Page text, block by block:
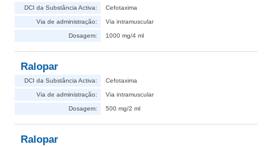
DCI da Substância Activa: Cefotaxima
Via de administração: Via intramuscular
Dosagem: 1000 mg/4 ml
Ralopar
DCI da Substância Activa: Cefotaxima
Via de administração: Via intramuscular
Dosagem: 500 mg/2 ml
Ralopar